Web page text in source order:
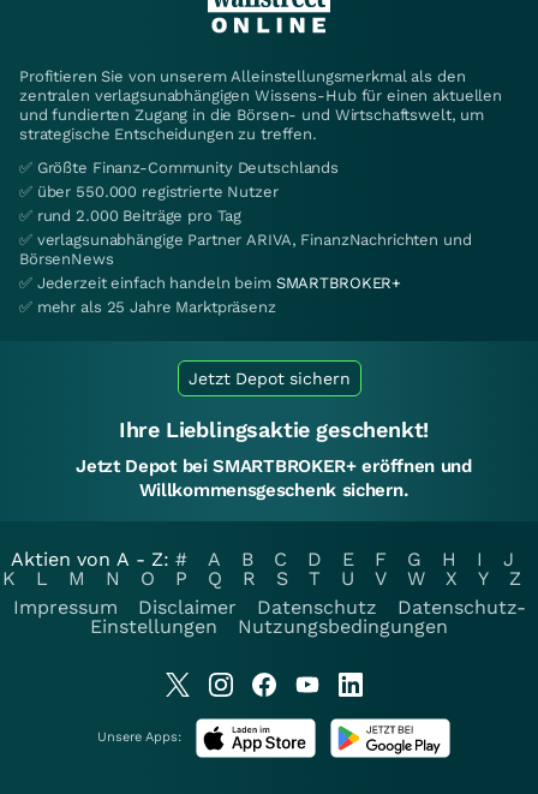
Profitieren Sie von unserem Alleinstellungsmerkmal als den
zentralen verlagsunabhängigen Wissens-Hub für einen aktuellen
und fundierten Zugang in die Börsen- und Wirtschaftswelt, um
strategische Entscheidungen zu treffen.
✅ Größte Finanz-Community Deutschlands
✅ über 550.000 registrierte Nutzer
✅ rund 2.000 Beiträge pro Tag
✅ verlagsunabhängige Partner ARIVA, FinanzNachrichten und
BörsenNews
✅ Jederzeit einfach handeln beim SMARTBROKER+
✅ mehr als 25 Jahre Marktpräsenz
Jetzt Depot sichern
Ihre Lieblingsaktie geschenkt!
Jetzt Depot bei SMARTBROKER+ eröffnen und
Willkommensgeschenk sichern.
Aktien von A - Z: # A B C D E F G H I
J
K
L M N O P Q R S T U V W X Y
Z
Impressum
Disclaimer Datenschutz
Datenschutz-
Einstellungen
Nutzungsbedingungen
Unsere Apps: